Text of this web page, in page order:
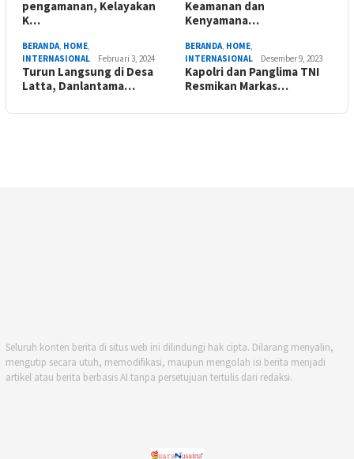
pengamanan, Kelayakan
K…
Keamanan dan
Kenyamana…
BERANDA, HOME,
INTERNASIONAL
Februari 3, 2024
Turun Langsung di Desa
Latta, Danlantama…
BERANDA, HOME,
INTERNASIONAL
Desember 9, 2023
Kapolri dan Panglima TNI
Resmikan Markas…
Seluruh konten berita di situs web ini dilindungi hak cipta. Dilarang menyalin,
mengutip secara utuh, memodifikasi, maupun mengolah isi berita menjadi
artikel atau berita berbasis AI tanpa persetujuan tertulis dari redaksi.